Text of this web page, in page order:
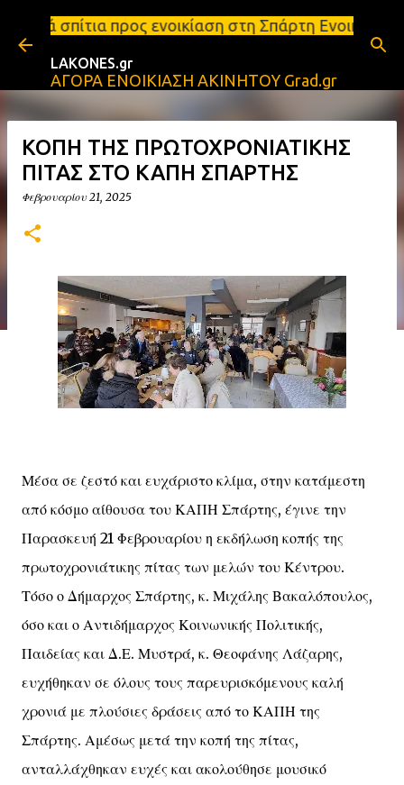
Μετάβαση στο κύριο περιεχόμενο
ενοικίαση στη Σπάρτη Ενοικιάσεις
LAKONES.gr
ΑΓΟΡΑ ΕΝΟΙΚΙΑΣΗ ΑΚΙΝΗΤΟΥ Grad.gr
ΚΟΠΗ ΤΗΣ ΠΡΩΤΟΧΡΟΝΙΑΤΙΚΗΣ
ΠΙΤΑΣ ΣΤΟ ΚΑΠΗ ΣΠΑΡΤΗΣ
Φεβρουαρίου 21, 2025
Μέσα σε ζεστό και ευχάριστο κλίμα, στην κατάμεστη
από κόσμο αίθουσα του ΚΑΠΗ Σπάρτης, έγινε την
Παρασκευή 21 Φεβρουαρίου η εκδήλωση κοπής της
πρωτοχρονιάτικης πίτας των μελών του Κέντρου.
Τόσο ο Δήμαρχος Σπάρτης, κ. Μιχάλης Βακαλόπουλος,
όσο και ο Αντιδήμαρχος Κοινωνικής Πολιτικής,
Παιδείας και Δ.Ε. Μυστρά, κ. Θεοφάνης Λάζαρης,
ευχήθηκαν σε όλους τους παρευρισκόμενους καλή
χρονιά με πλούσιες δράσεις από το ΚΑΠΗ της
Σπάρτης. Αμέσως μετά την κοπή της πίτας,
ανταλλάχθηκαν ευχές και ακολούθησε μουσικό